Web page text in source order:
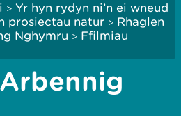
> Yr hyn rydyn ni’n ei wneud
prosiectau natur > Rhaglen
Nghymru > Ffilmiau